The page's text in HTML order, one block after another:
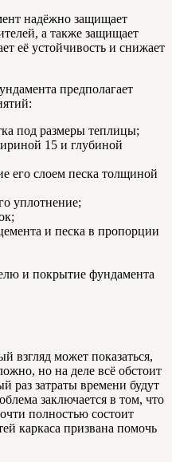
надёжно защищает
а также защищает
её устойчивость и снижает
предполагает
под размеры теплицы;
15 и глубиной
его слоем песка толщиной
уплотнение;
и песка в пропорции
и покрытие фундамента
взгляд может показаться,
но на деле всё обстоит
раз затраты времени будут
заключается в том, что
полностью состоит
каркаса призвана помочь